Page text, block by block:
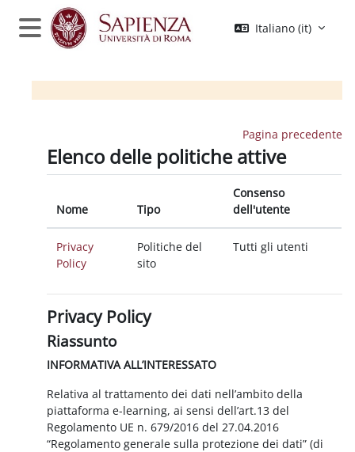
Vai al contenuto principale
Pannello laterale
Italiano ‎(it)‎
Pagina precedente
Elenco delle politiche attive
Nome Tipo
Consenso
dell'utente
Privacy
Policy
Politiche del
sito
Tutti gli utenti
Privacy Policy
Riassunto
INFORMATIVA ALL’INTERESSATO
Relativa al trattamento dei dati nell’ambito della
piattaforma e-learning, ai sensi dell’art.13 del
Regolamento UE n. 679/2016 del 27.04.2016
“Regolamento generale sulla protezione dei dati” (di